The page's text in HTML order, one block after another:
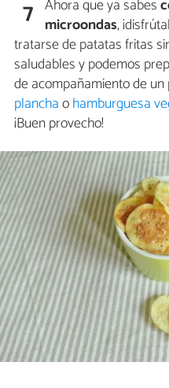
7 Ahora que ya sabes
microondas,
tratarse de patatas fritas
saludables y podemos
de acompañamiento de
planchaohamburguesa
¡Buen provecho!